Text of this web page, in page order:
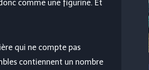
comme une figurine. Et
qui ne compte pas
contiennent un nombre